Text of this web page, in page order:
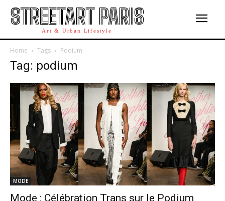
STREETART PARIS
Art & Urban Lifestyle
Home Tags Podium
Tag: podium
MODE
Mode : Célébration Trans sur le Podium